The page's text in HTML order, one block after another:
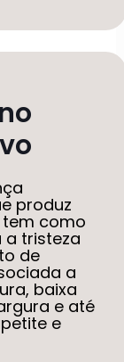
produz
como
tristeza
de
a
baixa
e até
e